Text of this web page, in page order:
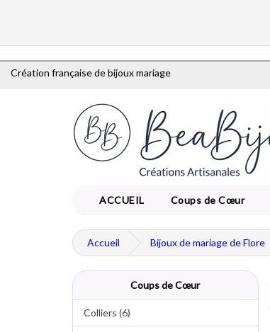
Création française de bijoux mariage
ACCUEIL Coups de Cœur
Accueil Bijoux de mariage de Flore
Coups de Cœur
Colliers (6)